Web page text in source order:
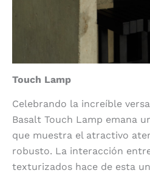
Touch Lamp
Celebrando la increíble
Basalt Touch Lamp emana
que muestra el atractivo
robusto. La interacción
texturizados hace de esta